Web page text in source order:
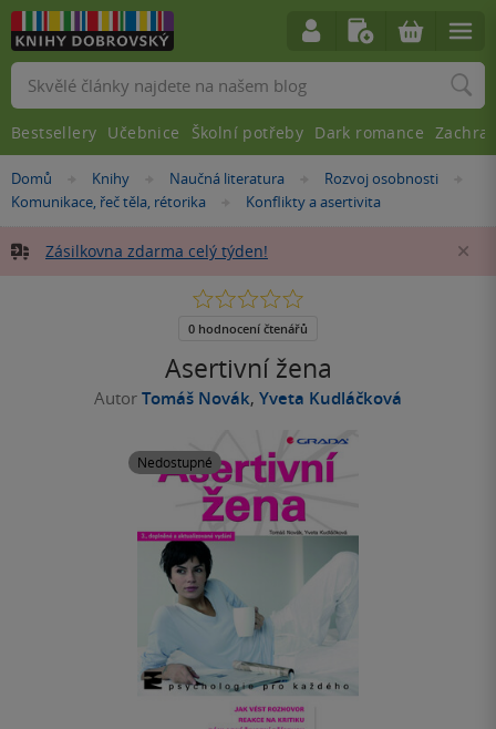
Nacházíte
se
Domů »Knihy »Naučná literatura »Rozvoj osobnosti
Komunikace, řeč těla, rétorika »
Konflikty a asertivita
Zásilkovna zdarma celý týden!
Asertivní žena
Autor Tomáš Novák, Yveta Kudláčková
Nedostupné
0.0
5
0 hodnocení čtenářů
Vyhledávání
Bestsellery Učebnice Školní potřeby Dark romance